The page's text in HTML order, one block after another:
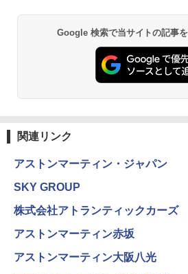
Google 検索で当サイトの記事
関連リンク
アストンマーティン・ジャパン
SKY GROUP
株式会社アトランティックカーズ
アストンマーティン赤坂
アストンマーティン大阪八光